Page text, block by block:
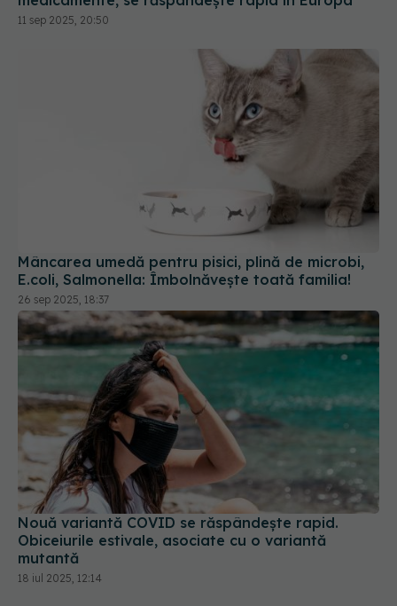
Mâncarea umedă pentru pisici, plină de microbi,
E.coli, Salmonella: Îmbolnăvește toată familia!
26 sep 2025, 18:37
Nouă variantă COVID se răspândește rapid.
Obiceiurile estivale, asociate cu o variantă
mutantă
18 iul 2025, 12:14